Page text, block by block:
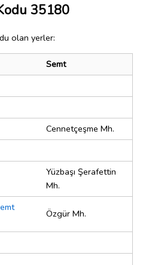
35180
olan yerler:
Semt
Cennetçeşme Mh.
Yüzbaşı Şerafettin
Mh.
Özgür Mh.